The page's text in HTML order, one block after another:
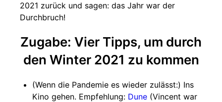
2021 zurück und sagen: das Jahr war der
Durchbruch!
Zugabe: Vier Tipps, um durch
den Winter 2021 zu kommen
(Wenn die Pandemie es wieder zulässt:) Ins
Kino gehen. Empfehlung: Dune (Vincent war